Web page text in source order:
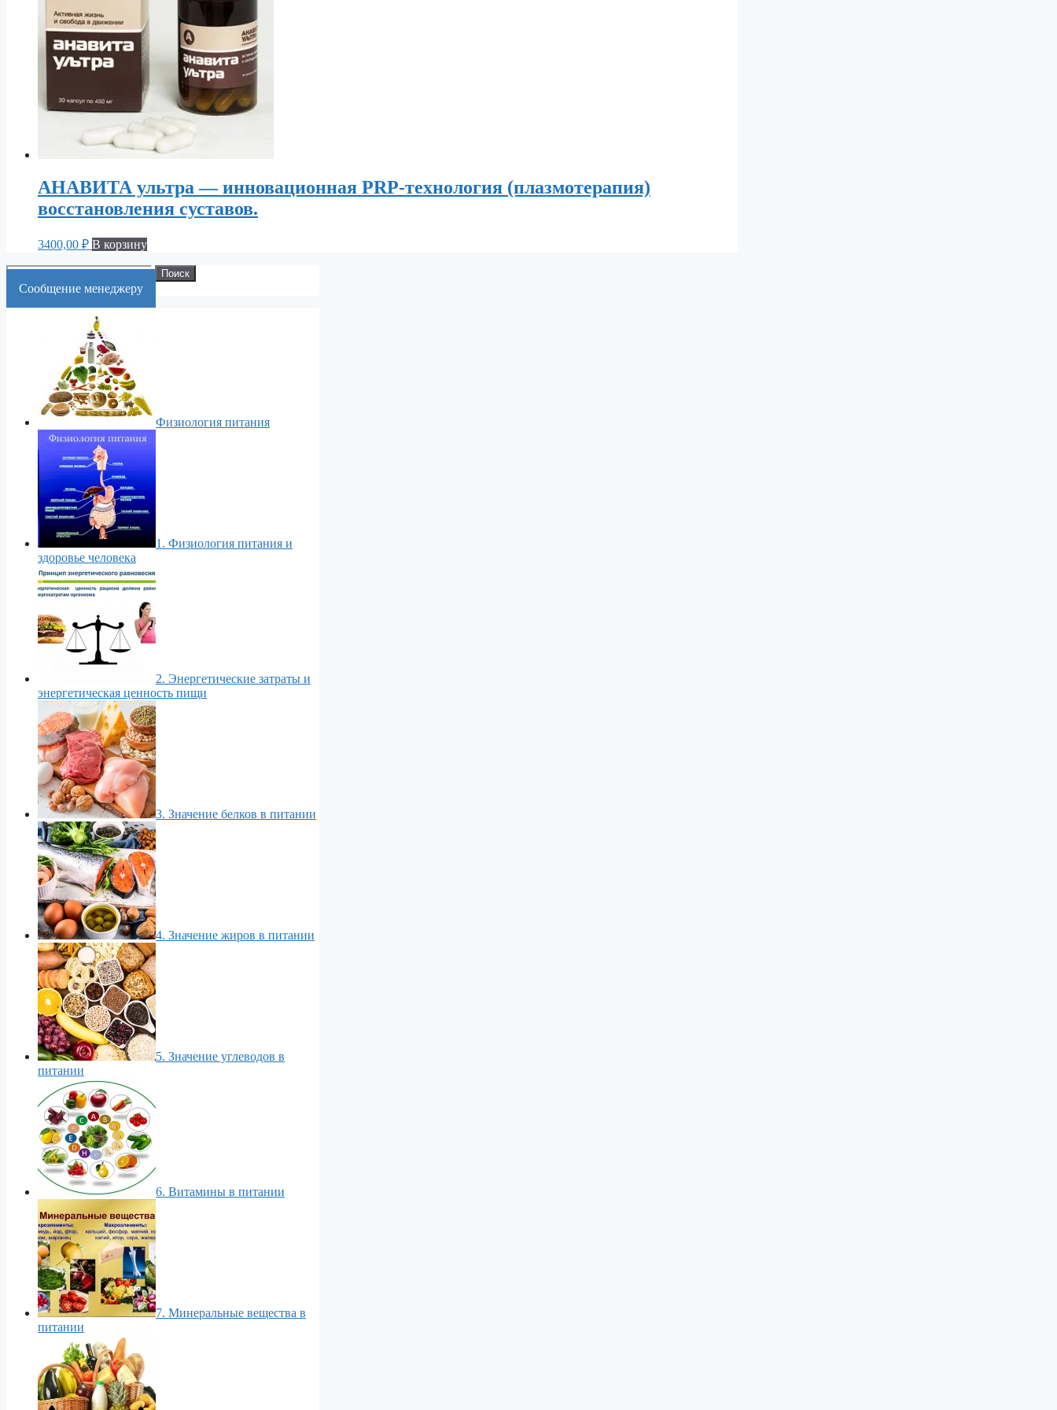
АНАВИТА ультра — инновационная PRP-технология (плазмотерапия)
восстановления суставов.
3400,00 ₽ В корзину
Искать:
Поиск
Cообщение менеджеру
Физиология питания
1. Физиология питания и
здоровье человека
2. Энергетические затраты и
энергетическая ценность пищи
3. Значение белков в питании
4. Значение жиров в питании
5. Значение углеводов в
питании
6. Витамины в питании
7. Минеральные вещества в
питании